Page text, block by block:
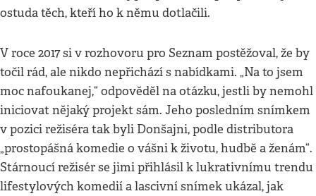
ostuda těch, kteří ho k němu dotlačili.
V roce 2017 si v rozhovoru pro Seznam postěžoval, že by
točil rád, ale nikdo nepřichází s nabídkami. „Na to jsem
moc nafoukanej,“ odpověděl na otázku, jestli by nemohl
iniciovat nějaký projekt sám. Jeho posledním snímkem
v pozici režiséra tak byli Donšajni, podle distributora
„prostopášná komedie o vášni k životu, hudbě a ženám“.
Stárnoucí režisér se jimi přihlásil k lukrativnímu trendu
lifestylových komedií a lascivní snímek ukázal, jak